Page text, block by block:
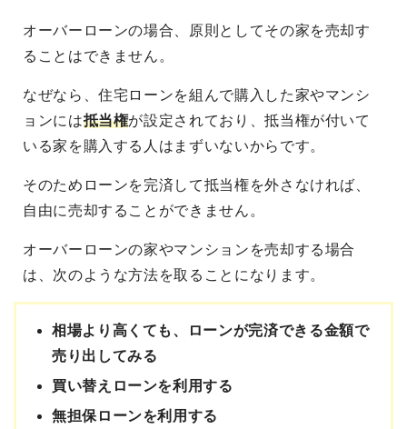
オーバーローンの場合、原則としてその家を売却す
ることはできません。
なぜなら、住宅ローンを組んで購入した家やマンシ
ョンには抵当権が設定されており、抵当権が付いて
いる家を購入する人はまずいないからです。
そのためローンを完済して抵当権を外さなければ、
自由に売却することができません。
オーバーローンの家やマンションを売却する場合
は、次のような方法を取ることになります。
相場より高くても、ローンが完済できる金額で
売り出してみる
買い替えローンを利用する
無担保ローンを利用する